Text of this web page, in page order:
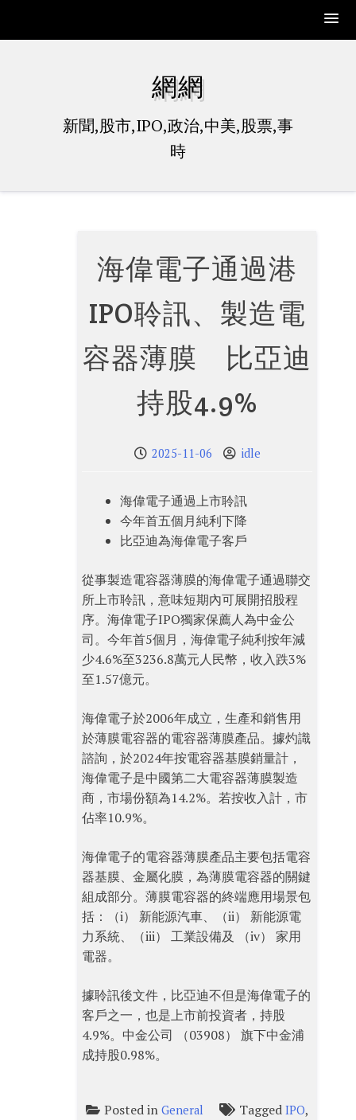
網網
新聞,股市,IPO,政治,中美,股票,事
時
海偉電子通過港
IPO聆訊、製造電
容器薄膜 比亞迪
持股4.9%
2025-11-06 idle
海偉電子通過上市聆訊
今年首五個月純利下降
比亞迪為海偉電子客戶
從事製造電容器薄膜的海偉電子通過聯交
所上市聆訊，意味短期內可展開招股程
序。海偉電子IPO獨家保薦人為中金公
司。今年首5個月，海偉電子純利按年減
少4.6%至3236.8萬元人民幣，收入跌3%
至1.57億元。
海偉電子於2006年成立，生產和銷售用
於薄膜電容器的電容器薄膜產品。據灼識
諮詢，於2024年按電容器基膜銷量計，
海偉電子是中國第二大電容器薄膜製造
商，市場份額為14.2%。若按收入計，市
佔率10.9%。
海偉電子的電容器薄膜產品主要包括電容
器基膜、金屬化膜，為薄膜電容器的關鍵
組成部分。薄膜電容器的終端應用場景包
括：（i） 新能源汽車、（ii） 新能源電
力系統、（iii） 工業設備及 （iv） 家用
電器。
據聆訊後文件，比亞迪不但是海偉電子的
客戶之一，也是上市前投資者，持股
4.9%。中金公司 （03908） 旗下中金浦
成持股0.98%。
Posted in General Tagged IPO,